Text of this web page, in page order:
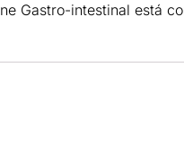
Gastro-intestinal está